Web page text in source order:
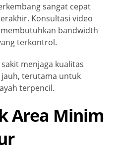
sangat cepat
Konsultasi video
bandwidth
terkontrol.
menjaga kualitas
terutama untuk
terpencil.
Area Minim